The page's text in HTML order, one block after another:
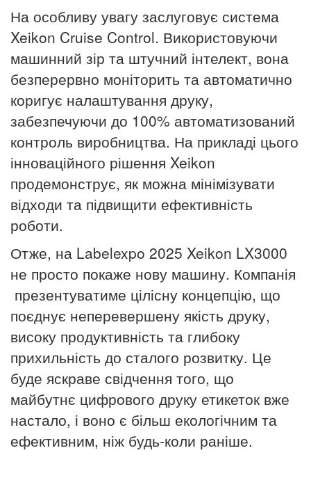
На особливу увагу заслуговує система
Xeikon Cruise Control. Використовуючи
машинний зір та штучний інтелект, вона
безперервно моніторить та автоматично
коригує налаштування друку,
забезпечуючи до 100% автоматизований
контроль виробництва. На прикладі цього
інноваційного рішення Xeikon
продемонструє, як можна мінімізувати
відходи та підвищити ефективність
роботи.
Отже, на Labelexpo 2025 Xeikon LX3000
не просто покаже нову машину. Компанія
презентуватиме цілісну концепцію, що
поєднує неперевершену якість друку,
високу продуктивність та глибоку
прихильність до сталого розвитку. Це
буде яскраве свідчення того, що
майбутнє цифрового друку етикеток вже
настало, і воно є більш екологічним та
ефективним, ніж будь-коли раніше.